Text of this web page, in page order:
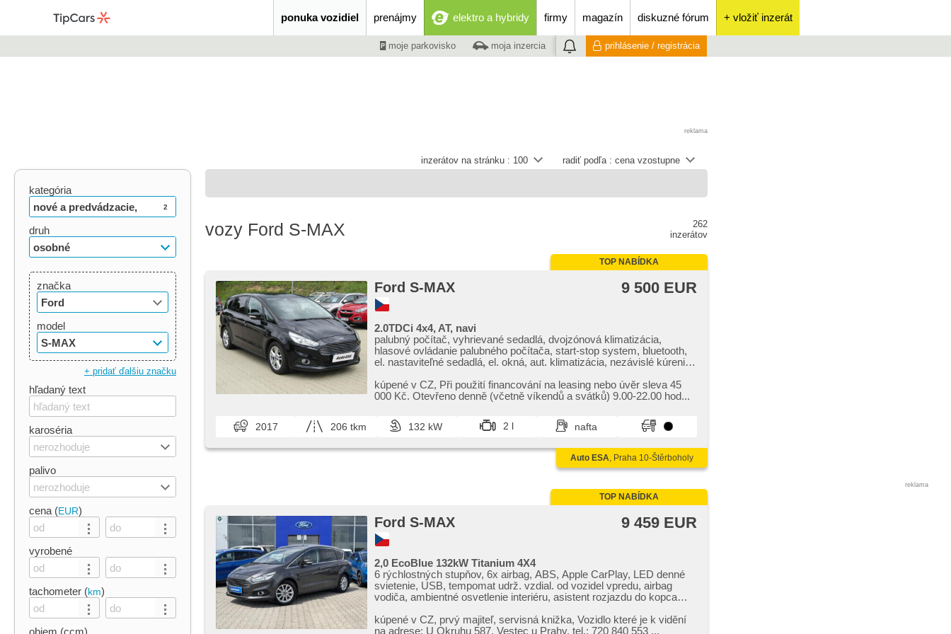
ponuka vozidiel prenájmy elektro a hybridy firmy magazín diskuzné fórum + vložiť inzerát
moje parkovisko moja inzercia prihlásenie / registrácia
reklama
radiť podľa : cena vzostupne
inzerátov na stránku : 100
kategória
nové a predvádzacie,
ojazdené
2
druh
osobné
značka
Ford
model
S-MAX
+ pridať ďalšiu značku
hľadaný text
karoséria
nerozhoduje
palivo
nerozhoduje
cena (EUR)
vyrobené
tachometer (km)
objem (ccm)
vozy Ford S-MAX
262
inzerátov
TOP NABÍDKA
Ford S-MAX 9 500 EUR
2.0TDCi 4x4, AT, navi
palubný počítač, vyhrievané sedadlá, dvojzónová klimatizácia,
hlasové ovládanie palubného počítača, start-stop system, bluetooth,
el. nastaviteľné sedadlá, el. okná, aut. klimatizácia, nezávislé kúrenie,
volant, USB, ťažné zariadenie, tónované sklá, aut. prevodovka, denné
svietenie, hliníkové kolesá, el. zrkadlá, posilňovač riadenia,
podvozka (ESP), senzor stieračov, hmlové svetlá, el. sklopné
zrkadlá, senzor tlaku v pneumatikách, štartovanie tlačítkom, ABS,
elektronická ručná brzda, imobilizér, 6x airbag, asistent jazdy v
kúpené v CZ,​ Při použití financování na leasing nebo úvěr sleva 45
000 Kč. Otevřeno denně (včetně víkendů a svátků) 9.00​-22.00 hod...
2017 206 tkm 132 kW 2 l nafta
Auto ESA, Praha 10-Štěrboholy
TOP NABÍDKA
Ford S-MAX 9 459 EUR
2,0 EcoBlue 132kW Titanium 4X4
6 rýchlostných stupňov, 6x airbag, ABS, Apple CarPlay, LED denné
svietenie, USB, tempomat udrž. vzdial. od vozidel vpredu, airbag
vodiča, ambientné osvetlenie interiéru, asistent rozjazdu do kopca
odomykanie, bluetooth, centrál diaľkový, centrálne zamykanie,
deaktivácia airbagu spolujazdca, digitálny príjem rádia (DAB),
kúpené v CZ,​ prvý majiteľ,​ servisná knižka,​ Vozidlo které je k vidění
na adrese: U Okruhu 587,​ Vestec u Prahy,​ tel.: 720 840 553 ...
reklama